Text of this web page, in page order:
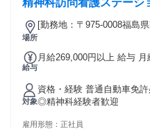
績によります。
精神科訪問看護ステーシ
場所
[勤務地：〒975-0008福島
給与
月給269,000円以上 給与
給26.9万円＋件数手当9万
対象
資格・経験 普通自動車免
◎精神科経験者歓迎
雇用形態： 正社員